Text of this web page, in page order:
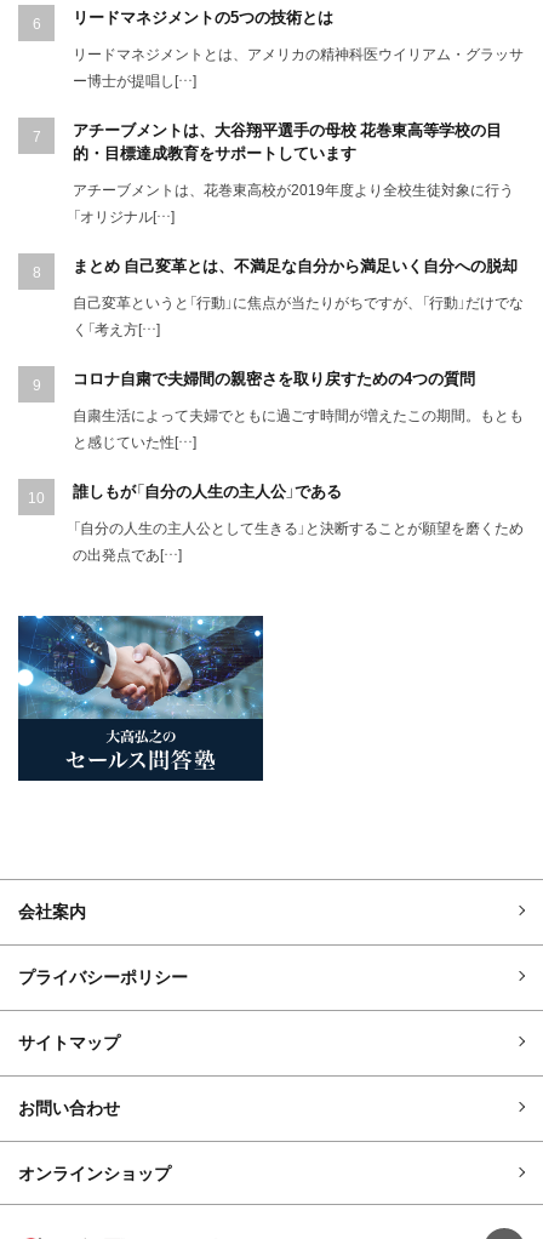
リードマネジメントの5つの技術とは
リードマネジメントとは、アメリカの精神科医ウイリアム・グラッサ
ー博士が提唱し[…]
アチーブメントは、大谷翔平選手の母校 花巻東高等学校の目
的・目標達成教育をサポートしています
アチーブメントは、花巻東高校が2019年度より全校生徒対象に行う
「オリジナル[…]
まとめ 自己変革とは、不満足な自分から満足いく自分への脱却
自己変革というと「行動」に焦点が当たりがちですが、「行動」だけでな
く「考え方[…]
コロナ自粛で夫婦間の親密さを取り戻すための4つの質問
自粛生活によって夫婦でともに過ごす時間が増えたこの期間。もとも
と感じていた性[…]
誰しもが「自分の人生の主人公」である
「自分の人生の主人公として生きる」と決断することが願望を磨くため
の出発点であ[…]
会社案内
プライバシーポリシー
サイトマップ
お問い合わせ
オンラインショップ